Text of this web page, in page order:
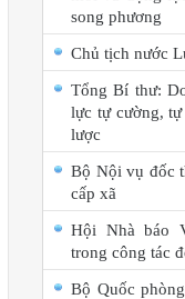
song phương
Chủ tịch nước
Tổng Bí thư:
lực tự cường,
lược
Bộ Nội vụ đốc
cấp xã
Hội Nhà báo
trong công tác
Bộ Quốc